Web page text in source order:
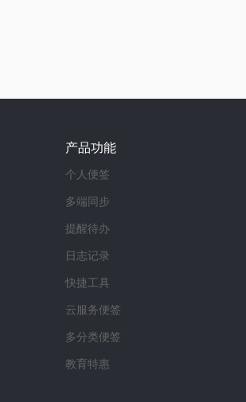
产品功能
个人便签
多端同步
提醒待办
日志记录
快捷工具
云服务便签
多分类便签
教育特惠